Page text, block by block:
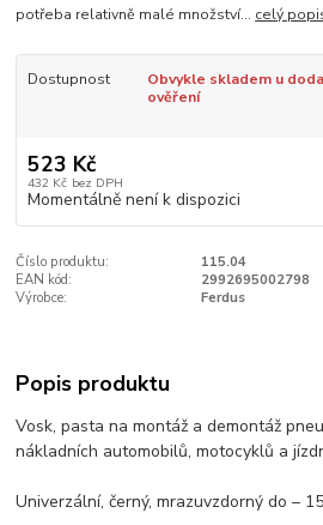
potřeba relativně malé množství... celý
Dostupnost
Obvykle skladem u
ověření
523 Kč
432 Kč bez DPH
Momentálně není k dispozici
Číslo produktu:
115.04
EAN kód:
2992695002798
Výrobce:
Ferdus
Popis produktu
Vosk, pasta na montáž a demontáž
nákladních automobilů, motocyklů a
Univerzální, černý, mrazuvzdorný do –